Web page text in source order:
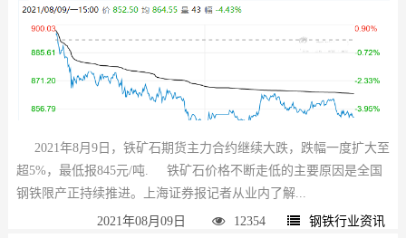
2021年8月9日，铁矿石期货主力合约继续大跌，跌幅一度扩大至
超5%，最低报845元/吨. 铁矿石价格不断走低的主要原因是全国
钢铁限产正持续推进。上海证券报记者从业内了解...
2021年08月09日 12354 钢铁行业资讯